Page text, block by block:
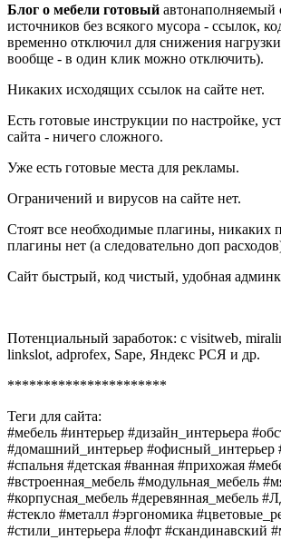
Блог о мебели готовый автонаполняемый
источников без всякого мусора - ссылок,
временно отключил для снижения
вообще - в один клик можно отключить).
Никаких исходящих ссылок на сайте нет.
Есть готовые инструкции по настройке,
сайта - ничего сложного.
Уже есть готовые места для рекламы.
Ограничений и вирусов на сайте нет.
Стоят все необходимые плагины, никаких
плагины нет (а следовательно доп
Сайт быстрый, код чистый, удобная
Потенциальный заработок: с visitweb,
linkslot, adprofex, Sape, Яндекс РСЯ и др.
**********************
Теги для сайта:
#мебель #интерьер #дизайн_интерьера
#домашний_интерьер #офисный_интерьер
#спальня #детская #ванная #прихожая
#встроенная_мебель #модульная_мебель
#корпусная_мебель
#стекло #металл #эргономика
#стили_интерьера #лофт #скандинавский